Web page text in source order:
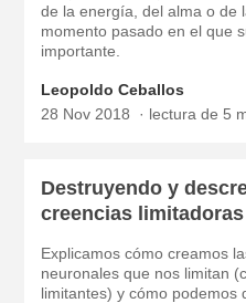
de la energía, del alma o de
momento pasado en el que
importante.
Leopoldo Ceballos
28 Nov 2018
lectura de 5
Destruyendo y
creencias limitadoras
Explicamos cómo creamos
neuronales que nos limitan
limitantes) y cómo podemos